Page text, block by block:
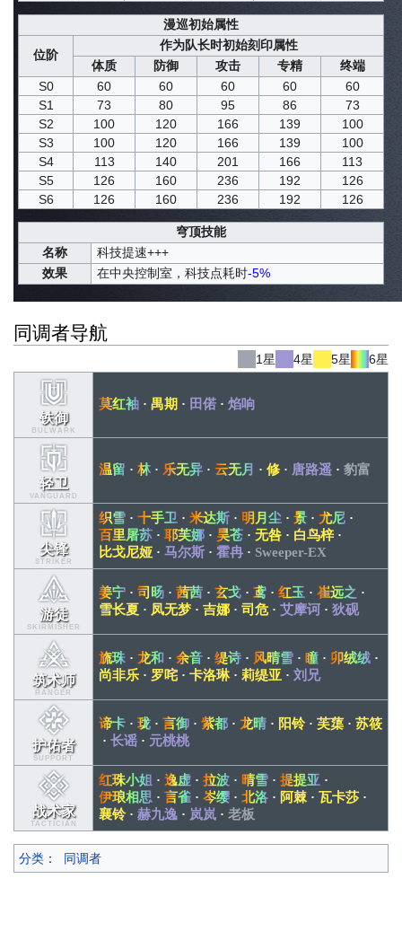
漫巡初始属性
位阶
作为队长时初始刻印属性
体质
防御 攻击 专精
终端
S0
60 60 60 60
60
S1
73 80 95 86
73
S2
100 120 166 139
100
S3
100 120 166 139
100
S4
113 140 201 166
113
S5
126 160 236 192
126
S6
126 160 236 192 126
穹顶技能
名称
科技提速+++
效果
在中央控制室，科技点耗时-5%
同调者导航
1星 4星 5星 6星
铁御
BULWARK
莫红袖 · 禺期 · 田偌 · 焰响
轻卫
VANGUARD
温留 · 林 · 乐无异 · 云无月 · 修 · 唐路遥 · 豹富
尖锋
STRIKER
织雪 · 十手卫 · 米达斯 · 明月尘 · 景 · 尤尼 ·
百里屠苏 · 耶芙娜 · 昊苍 · 无咎 · 白鸟梓·
比戈尼娅 · 马尔斯 · 霍冉 · Sweeper-EX
游徒
SKIRMISHER
姜宁 · 司旸 · 茜茜 · 玄戈 · 鸢 · 红玉 · 崔远之 ·
雪长夏 · 凤无梦 · 吉娜 · 司危· 艾摩诃 · 狄砚
筑术师
RANGER
旒珠 · 龙和 · 余音 · 缇诗 · 风晴雪 · 瞳 · 卯绒绒 ·
尚非乐 · 罗咤 · 卡洛琳· 莉缇亚 · 刘兄
护佑者
SUPPORT
谛卡 · 珑 · 言御 · 紫都 · 龙晴 · 阳铃· 芙蕖 · 苏筱
· 长谣 · 元桃桃
战术家
TACTICIAN
红珠小姐 · 逸虚 · 拉波 · 晴雪 · 提提亚 ·
伊琅相思 · 言雀 · 岑缨 · 北洛 · 阿棘 · 瓦卡莎 ·
襄铃· 赫九逸 · 岚岚 · 老板
分类 ： 同调者